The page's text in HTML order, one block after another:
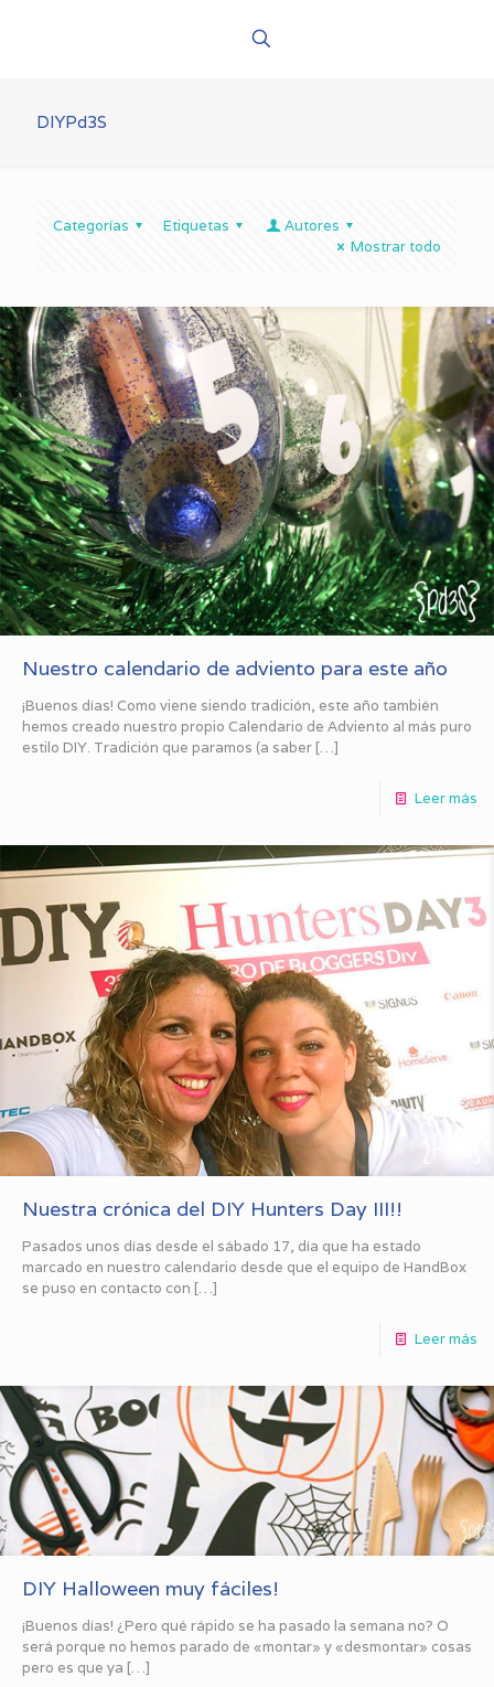
DIYPd3S
Categorías Etiquetas
Autores
Mostrar todo
Nuestro calendario de adviento para este año
¡Buenos días! Como viene siendo tradición, este año también
hemos creado nuestro propio Calendario de Adviento al más puro
estilo DIY. Tradición que paramos (a saber […]
Leer más
Nuestra crónica del DIY Hunters Day III!!
Pasados unos días desde el sábado 17, día que ha estado
marcado en nuestro calendario desde que el equipo de HandBox
se puso en contacto con […]
Leer más
DIY Halloween muy fáciles!
¡Buenos días! ¿Pero qué rápido se ha pasado la semana no? O
será porque no hemos parado de «montar» y «desmontar» cosas
pero es que ya […]